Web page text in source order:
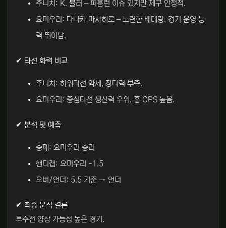
주니치: K. 뮬러 – 피홈런 이슈 있지만 제구 안정적.
요미우리: 다나카 마사히로 – 노련한 베테랑, 경기 운영 능
력 뛰어남.
✔ 타선 화력 비교
주니치: 하위타선 약세, 장타력 부족.
요미우리: 중심타선 생산력 우위, 홈 OPS 높음.
✔ 분석 및 예측
승패: 요미우리 승리
핸디캡: 요미우리 -1.5
오버/언더: 5.5 기준 → 언더
✔ 최종 분석 결론
투수전 양상 가능성 높은 경기.